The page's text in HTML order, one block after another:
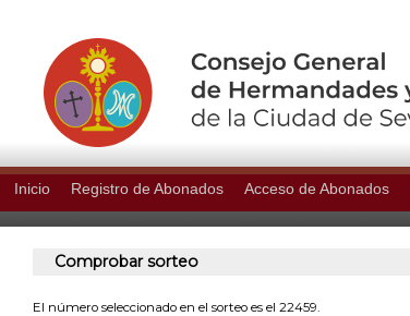
Inicio Registro de Abonados Acceso de Abonados
Comprobar sorteo
El número seleccionado en el sorteo es el 22459.